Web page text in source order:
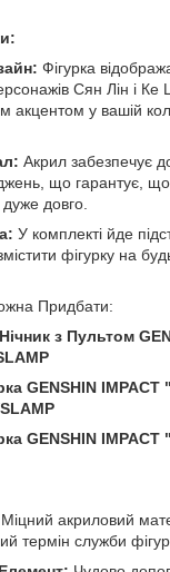
Фігурка
Сян Лін і
акцентом у вашій
Акрил забезпечує
що гарантує,
довго.
У комплекті йде
фігурку на
Придбати:
з Пультом
GENSHIN IMPACT
GENSHIN IMPACT
Міцний акриловий
термін служби